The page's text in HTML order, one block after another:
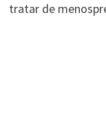
tratar de